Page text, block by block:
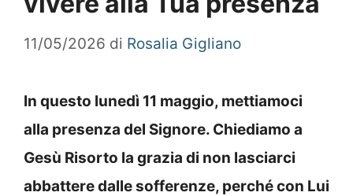
11/05/2026 di Rosalia Gigliano
In questo lunedì 11 maggio, mettiamoci
alla presenza del Signore. Chiediamo a
Gesù Risorto la grazia di non lasciarci
abbattere dalle sofferenze, perché con Lui